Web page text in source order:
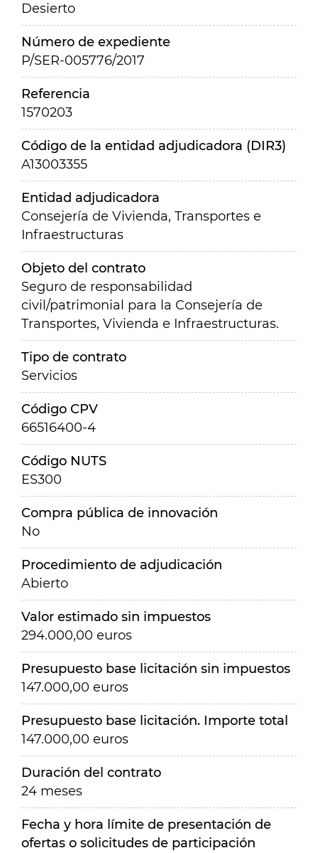
Desierto
Número de expediente
P/SER-005776/2017
Referencia
1570203
Código de la entidad adjudicadora (DIR3)
A13003355
Entidad adjudicadora
Consejería de Vivienda, Transportes e
Infraestructuras
Objeto del contrato
Seguro de responsabilidad
civil/patrimonial para la Consejería de
Transportes, Vivienda e Infraestructuras.
Tipo de contrato
Servicios
Código CPV
66516400-4
Código NUTS
ES300
Compra pública de innovación
No
Procedimiento de adjudicación
Abierto
Valor estimado sin impuestos
294.000,00 euros
Presupuesto base licitación sin impuestos
147.000,00 euros
Presupuesto base licitación. Importe total
147.000,00 euros
Duración del contrato
24 meses
Fecha y hora límite de presentación de
ofertas o solicitudes de participación